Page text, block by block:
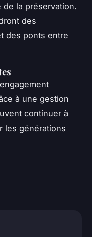
de la préservation.
des
des ponts entre
à une gestion
continuer à
les générations